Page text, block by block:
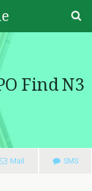
Find N3
Mail SMS